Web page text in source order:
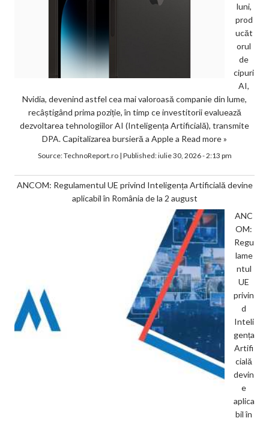
luni,
prod
ucăt
orul
de
cipuri
AI,
Nvidia, devenind astfel cea mai valoroasă companie din lume,
recâștigând prima poziție, în timp ce investitorii evaluează
dezvoltarea tehnologiilor AI (Inteligența Artificială), transmite
DPA. Capitalizarea bursieră a Apple a Read more »
Source:TechnoReport.ro| Published:iulie 30, 2026 - 2:13 pm
ANCOM: Regulamentul UE privind Inteligența Artificială devine
aplicabil în România de la 2 august
ANC
OM:
Regu
lame
ntul
UE
privin
d
Inteli
gența
Artifi
cială
devin
e
aplica
bil în